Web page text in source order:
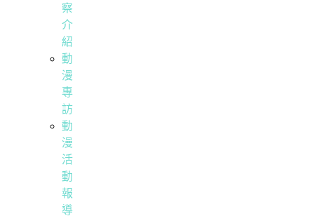
察
介
紹
動
漫
專
訪
動
漫
活
動
報
導